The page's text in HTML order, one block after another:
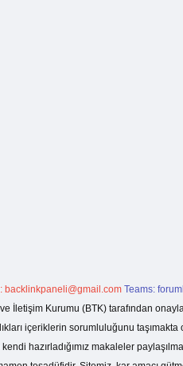
backlinkpaneli@gmail.com Teams:
İletişim Kurumu (BTK) tarafından
içeriklerin sorumluluğunu
hazırladığımız makaleler